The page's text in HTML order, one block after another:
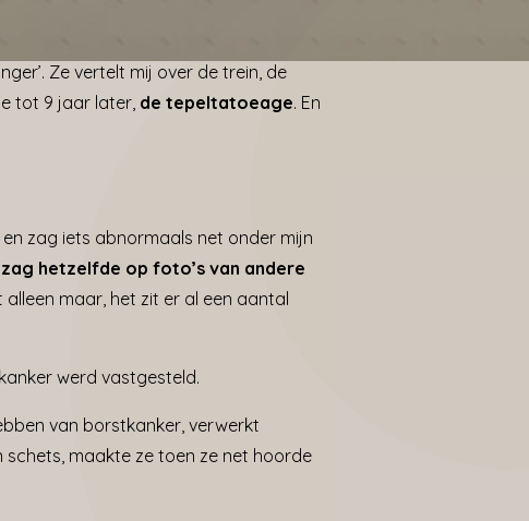
Ze vertelt mij over de trein, de
tot 9 jaar later, de tepeltatoeage. En
zag iets abnormaals net onder mijn
hetzelfde op foto’s van andere
alleen maar, het zit er al een aantal
werd vastgesteld.
van borstkanker, verwerkt
schets, maakte ze toen ze net hoorde